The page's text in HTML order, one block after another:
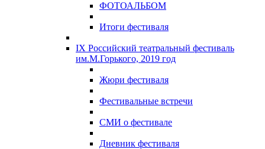
ФОТОАЛЬБОМ
Итоги фестиваля
IX Российский театральный фестиваль
им.М.Горького, 2019 год
Жюри фестиваля
Фестивальные встречи
СМИ о фестивале
Дневник фестиваля